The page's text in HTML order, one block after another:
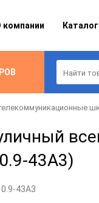
компании Каталог
43А3)
43А3